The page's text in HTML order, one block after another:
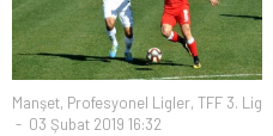
Manşet, Profesyonel Ligler, TFF 3. Lig
03 Şubat 2019 16:32